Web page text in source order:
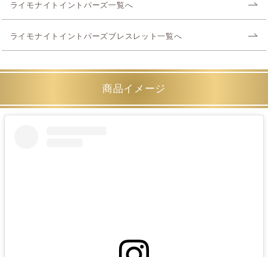
ライモナイトイントパーズ一覧へ
ライモナイトイントパーズブレスレット一覧へ
商品イメージ